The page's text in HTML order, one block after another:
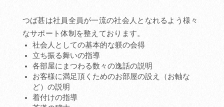
つば甚は社員全員が一流の社会人となれるよう様々
なサポート体制を整えております。
社会人としての基本的な躾の会得
立ち振る舞いの指導
各部屋にまつわる数々の逸話の説明
お客様に満足頂くためのお部屋の設え（お軸な
ど）の説明
着付けの指導